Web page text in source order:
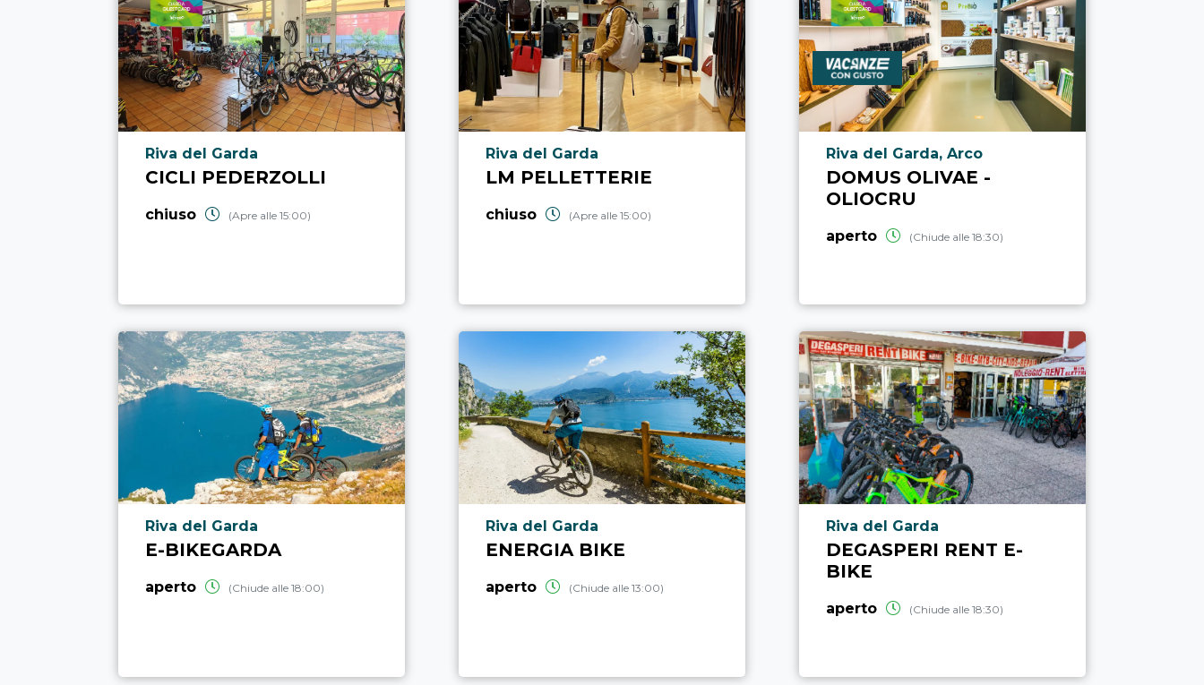
Località punto di interesse
Riva del Garda
CICLI PEDERZOLLI
chiuso (Apre alle 15:00)
Località punto di interesse
Riva del Garda
LM PELLETTERIE
chiuso (Apre alle 15:00)
Località punto di interesse
Riva del Garda, Arco
DOMUS OLIVAE -
OLIOCRU
aperto (Chiude alle 18:30)
Località punto di interesse
Riva del Garda
E-BIKEGARDA
aperto (Chiude alle 18:00)
Località punto di interesse
Riva del Garda
ENERGIA BIKE
aperto (Chiude alle 13:00)
Località punto di interesse
Riva del Garda
DEGASPERI RENT E-
BIKE
aperto (Chiude alle 18:30)